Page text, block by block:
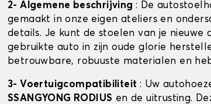
2- Algemene beschrijving : De
gemaakt in onze eigen ateliers en
details. Je kunt de stoelen van je nieuwe
gebruikte auto in zijn oude glorie
betrouwbare, robuuste materialen en
3- Voertuigcompatibiliteit : Uw
SSANGYONG RODIUS en de uitrusting.